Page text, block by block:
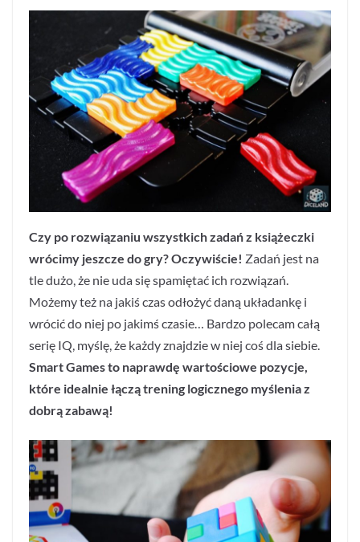
Czy po rozwiązaniu wszystkich zadań z książeczki
wrócimy jeszcze do gry? Oczywiście! Zadań jest na
tle dużo, że nie uda się spamiętać ich rozwiązań.
Możemy też na jakiś czas odłożyć daną układankę i
wrócić do niej po jakimś czasie… Bardzo polecam całą
serię IQ, myślę, że każdy znajdzie w niej coś dla siebie.
Smart Games to naprawdę wartościowe pozycje,
które idealnie łączą trening logicznego myślenia z
dobrą zabawą!